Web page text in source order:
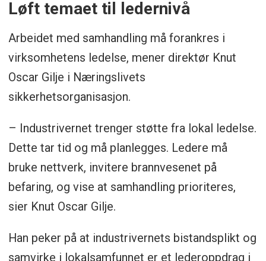
Løft temaet til ledernivå
Arbeidet med samhandling må forankres i
virksomhetens ledelse, mener direktør Knut
Oscar Gilje i Næringslivets
sikkerhetsorganisasjon.
– Industrivernet trenger støtte fra lokal ledelse.
Dette tar tid og må planlegges. Ledere må
bruke nettverk, invitere brannvesenet på
befaring, og vise at samhandling prioriteres,
sier Knut Oscar Gilje.
Han peker på at industrivernets bistandsplikt og
samvirke i lokalsamfunnet er et lederoppdrag i